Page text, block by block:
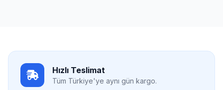
Hızlı Teslimat
Tüm Türkiye'ye aynı gün kargo.